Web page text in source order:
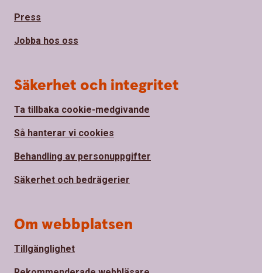
Press
Jobba hos oss
Säkerhet och integritet
Ta tillbaka cookie-medgivande
Så hanterar vi cookies
Behandling av personuppgifter
Säkerhet och bedrägerier
Om webbplatsen
Tillgänglighet